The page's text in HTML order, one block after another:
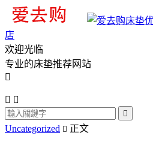
店
欢迎光临
专业的床垫推荐网站

 

Uncategorized  正文